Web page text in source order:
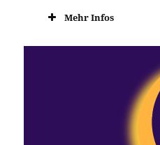
Mehr Infos